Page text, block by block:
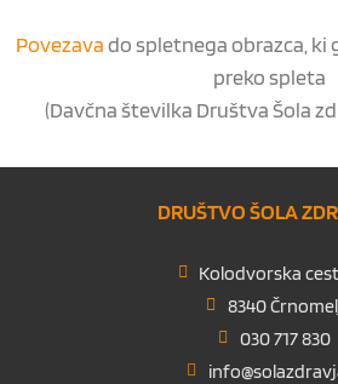
Povezavado spletnega obrazca, ki
preko spleta
(Davčna številka Društva Šola
DRUŠTVO ŠOLA
Kolodvorska
8340
030 717 830